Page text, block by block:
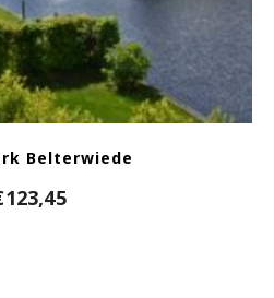
Belterwiede
123,45